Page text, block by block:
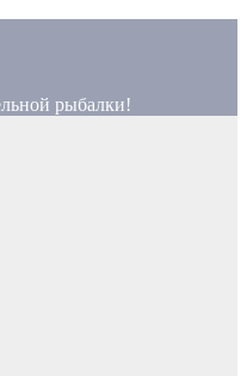
рыбалки!